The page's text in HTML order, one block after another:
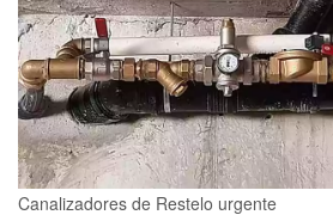
Canalizadores de Restelo urgente